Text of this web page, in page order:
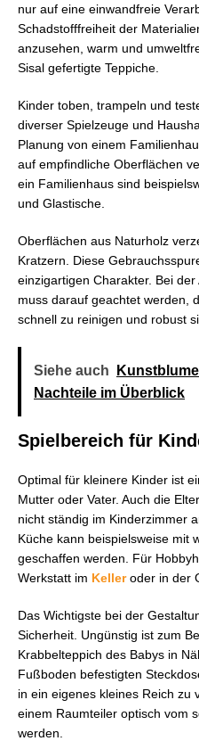
nur auf eine einwandfreie
Schadstofffreiheit der
anzusehen, warm und
Sisal gefertigte Teppiche.
Kinder toben, trampeln und
diverser Spielzeuge und
Planung von einem
auf empfindliche Oberflächen
ein Familienhaus sind
und Glastische.
Oberflächen aus Naturholz
Kratzern. Diese
einzigartigen Charakter. Bei
muss darauf geachtet werden,
schnell zu reinigen und robust
Siehe auch
Nachteile im Überblick
Spielbereich für
Optimal für kleinere Kinder ist
Mutter oder Vater. Auch die
nicht ständig im Kinderzimmer
Küche kann beispielsweise mit
geschaffen werden. Für
Werkstatt im Kelleroder in der
Das Wichtigste bei der
Sicherheit. Ungünstig ist zum
Krabbelteppich des Babys in
Fußboden befestigten
in ein eigenes kleines Reich zu
einem Raumteiler optisch vom
werden.